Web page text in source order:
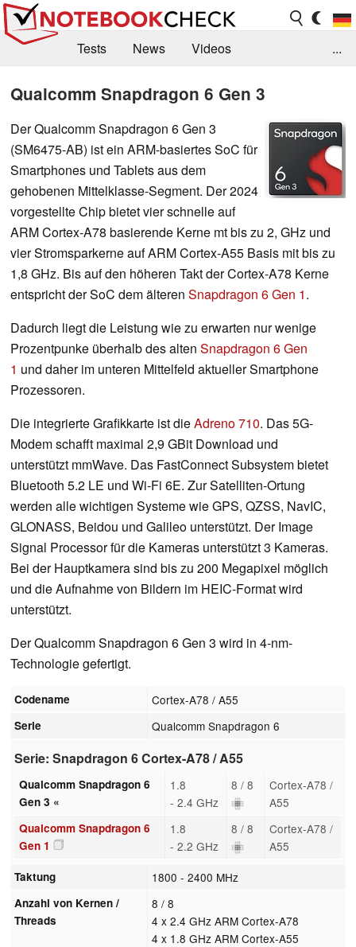
Tests News
Videos
Forum
...
Qualcomm Snapdragon 6 Gen 3
Der Qualcomm Snapdragon 6 Gen 3
(SM6475-AB) ist ein ARM-basiertes SoC für
Smartphones und Tablets aus dem
gehobenen Mittelklasse-Segment. Der 2024
vorgestellte Chip bietet vier schnelle auf
ARM Cortex-A78 basierende Kerne mt bis zu 2, GHz und
vier Stromsparkerne auf ARM Cortex-A55 Basis mit bis zu
1,8 GHz. Bis auf den höheren Takt der Cortex-A78 Kerne
entspricht der SoC dem älteren Snapdragon 6 Gen 1.
Dadurch liegt die Leistung wie zu erwarten nur wenige
Prozentpunke überhalb des alten Snapdragon 6 Gen
1 und daher im unteren Mittelfeld aktueller Smartphone
Prozessoren.
Die integrierte Grafikkarte ist dieAdreno 710. Das 5G-
Modem schafft maximal 2,9 GBit Download und
unterstützt mmWave. Das FastConnect Subsystem bietet
Bluetooth 5.2 LE und Wi-Fi 6E. Zur Satelliten-Ortung
werden alle wichtigen Systeme wie GPS, QZSS, NavIC,
GLONASS, Beidou und Galileo unterstützt. Der Image
Signal Processor für die Kameras unterstützt 3 Kameras.
Bei der Hauptkamera sind bis zu 200 Megapixel möglich
und die Aufnahme von Bildern im HEIC-Format wird
unterstützt.
Der Qualcomm Snapdragon 6 Gen 3 wird in 4-nm-
Technologie gefertigt.
Codename Cortex-A78 / A55
Serie Qualcomm Snapdragon 6
Serie: Snapdragon 6 Cortex-A78 / A55
Qualcomm Snapdragon 6
Gen 3 «
1.8
- 2.4 GHz
8 / 8
Cortex-A78 /
A55
Qualcomm Snapdragon 6
Gen 1
1.8
- 2.2 GHz
8 / 8
Cortex-A78 /
A55
Taktung 1800 - 2400 MHz
Anzahl von Kernen /
Threads
8 / 8
4 x 2.4 GHz ARM Cortex-A78
4 x 1.8 GHz ARM Cortex-A55